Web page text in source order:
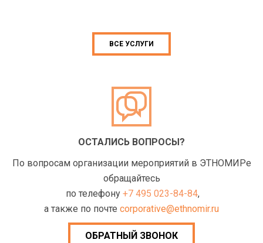
ВСЕ УСЛУГИ
ОСТАЛИСЬ ВОПРОСЫ?
По вопросам организации мероприятий в ЭТНОМИРе
обращайтесь
по телефону +7 495 023-84-84,
а также по почте corporative@ethnomir.ru
ОБРАТНЫЙ ЗВОНОК